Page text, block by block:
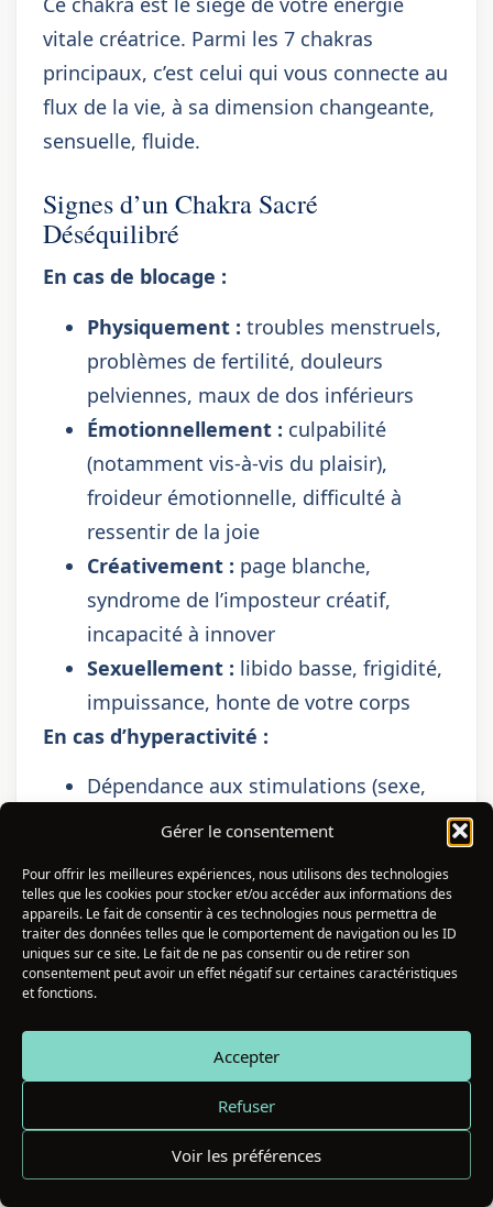
Gérer le consentement
Pour offrir les meilleures expériences, nous utilisons des technologies
telles que les cookies pour stocker et/ou accéder aux informations des
appareils. Le fait de consentir à ces technologies nous permettra de
traiter des données telles que le comportement de navigation ou les ID
uniques sur ce site. Le fait de ne pas consentir ou de retirer son
consentement peut avoir un effet négatif sur certaines caractéristiques
et fonctions.
Accepter
Refuser
Voir les préférences
vitale créatrice. Parmi les 7 chakras
principaux, c’est celui qui vous connecte au
flux de la vie, à sa dimension changeante,
sensuelle, fluide.
Signes d’un Chakra Sacré
Déséquilibré
En cas de blocage :
Physiquement : troubles menstruels,
problèmes de fertilité, douleurs
pelviennes, maux de dos inférieurs
Émotionnellement : culpabilité
(notamment vis-à-vis du plaisir),
froideur émotionnelle, difficulté à
ressentir de la joie
Créativement : page blanche,
syndrome de l’imposteur créatif,
incapacité à innover
Sexuellement : libido basse, frigidité,
impuissance, honte de votre corps
En cas d’hyperactivité :
Dépendance aux stimulations (sexe,
drogues, sensations fortes)
réactions émotionnelles excessives
Dispersion créative, incapacité à
finaliser les projets
le mouvement circulaire et fluide.